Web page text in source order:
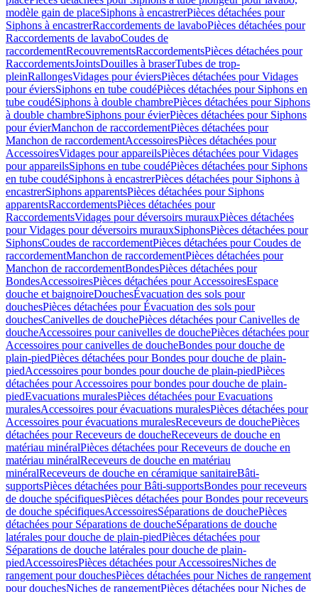
modèle gain de placeSiphons à encastrerPièces détachées pour
Siphons à encastrerRaccordements de lavaboPièces détachées pour
Raccordements de lavaboCoudes de
raccordementRecouvrementsRaccordementsPièces détachées pour
RaccordementsJointsDouilles à braserTubes de trop-
pleinRallongesVidages pour éviersPièces détachées pour Vidages
pour éviersSiphons en tube coudéPièces détachées pour Siphons en
tube coudéSiphons à double chambrePièces détachées pour Siphons
à double chambreSiphons pour évierPièces détachées pour Siphons
pour évierManchon de raccordementPièces détachées pour
Manchon de raccordementAccessoiresPièces détachées pour
AccessoiresVidages pour appareilsPièces détachées pour Vidages
pour appareilsSiphons en tube coudéPièces détachées pour Siphons
en tube coudéSiphons à encastrerPièces détachées pour Siphons à
encastrerSiphons apparentsPièces détachées pour Siphons
apparentsRaccordementsPièces détachées pour
RaccordementsVidages pour déversoirs murauxPièces détachées
pour Vidages pour déversoirs murauxSiphonsPièces détachées pour
SiphonsCoudes de raccordementPièces détachées pour Coudes de
raccordementManchon de raccordementPièces détachées pour
Manchon de raccordementBondesPièces détachées pour
BondesAccessoiresPièces détachées pour AccessoiresEspace
douche et baignoireDouchesÉvacuation des sols pour
douchesPièces détachées pour Évacuation des sols pour
douchesCanivelles de douchePièces détachées pour Canivelles de
doucheAccessoires pour canivelles de douchePièces détachées pour
Accessoires pour canivelles de doucheBondes pour douche de
plain-piedPièces détachées pour Bondes pour douche de plain-
piedAccessoires pour bondes pour douche de plain-piedPièces
détachées pour Accessoires pour bondes pour douche de plain-
piedEvacuations muralesPièces détachées pour Evacuations
muralesAccessoires pour évacuations muralesPièces détachées pour
Accessoires pour évacuations muralesReceveurs de douchePièces
détachées pour Receveurs de doucheReceveurs de douche en
matériau minéralPièces détachées pour Receveurs de douche en
matériau minéralReceveurs de douche en matériau
minéralReceveurs de douche en céramique sanitaireBâti-
supportsPièces détachées pour Bâti-supportsBondes pour receveurs
de douche spécifiquesPièces détachées pour Bondes pour receveurs
de douche spécifiquesAccessoiresSéparations de douchePièces
détachées pour Séparations de doucheSéparations de douche
latérales pour douche de plain-piedPièces détachées pour
Séparations de douche latérales pour douche de plain-
piedAccessoiresPièces détachées pour AccessoiresNiches de
rangement pour douchesPièces détachées pour Niches de rangement
pour douchesNiches de rangementPièces détachées pour Niches de